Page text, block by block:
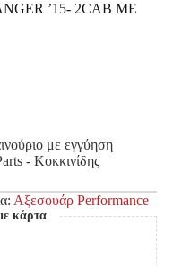
’15- 2CAB ΜΕ
με εγγύηση
- Κοκκινίδης
Αξεσουάρ Performance
κάρτα